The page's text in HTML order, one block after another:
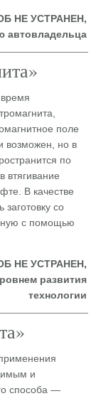
НЕ УСТРАНЕН,
автовладельца
поле
возможен, но в
по
втягивание
В качестве
со
с помощью
НЕ УСТРАНЕН,
развития
технологии
и
способа —